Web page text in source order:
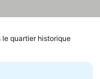
quartier historique